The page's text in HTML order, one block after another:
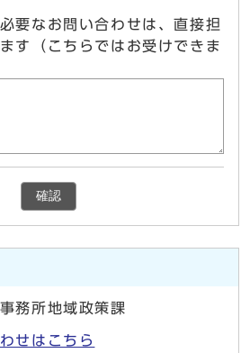
要なお問い合わせは、直接担
す（こちらではお受けできま
確認
務所地域政策課
せはこちら